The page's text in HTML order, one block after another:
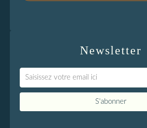
Newsletter